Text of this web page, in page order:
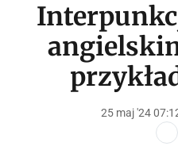
25 maj '24